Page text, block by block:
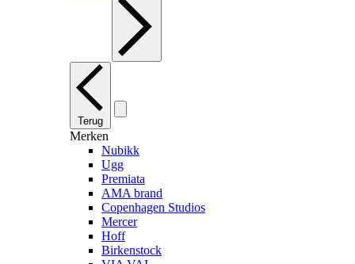
Terug
Merken
Nubikk
Ugg
Premiata
AMA brand
Copenhagen Studios
Mercer
Hoff
Birkenstock